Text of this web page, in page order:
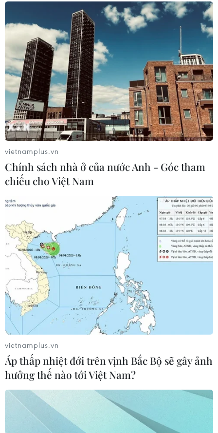
Nam Á từ những năm 60 của thế kỷ 20.
Thông tin về người Việt
nhiễm Zika tại Nhật Bản
14/09/2016 03:28
Ngày 12/9, giới chức y tế Nhật Bản xác nhận một người
phụ nữ 40 tuổi Việt Nam nhiễm virus Zika đã được phát
hiện tại Tokyo.
vietnamplus.vn
Chính sách nhà ở của nước Anh - Góc tham
chiếu cho Việt Nam
vietnamplus.vn
Áp thấp nhiệt đới trên vịnh Bắc Bộ sẽ gây ảnh
hưởng thế nào tới Việt Nam?